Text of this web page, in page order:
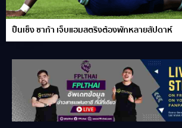
ปืนเซ็ง ซาก้า เจ็บแฮมสตริงต้องพักหลายสัปดาห์